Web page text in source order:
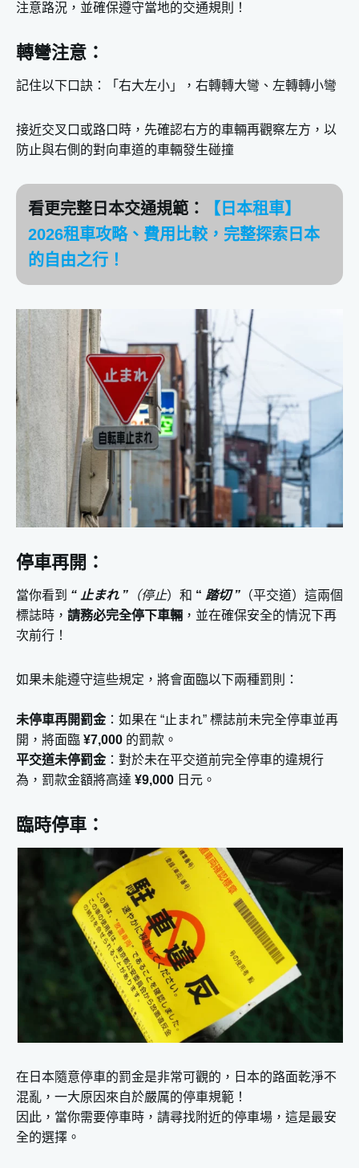
注意路況，並確保遵守當地的交通規則！
轉彎注意：
記住以下口訣：「右大左小」，右轉轉大彎、左轉轉小彎
接近交叉口或路口時，先確認右方的車輛再觀察左方，以
防止與右側的對向車道的車輛發生碰撞
看更完整日本交通規範：
【日本租車】
2026租車攻略、費用比較，完整探索日本
的自由之行！
停車再開：
當你看到 “ 止まれ ” （停止）和 “ 踏切” （平交道）這兩個
標誌時， 請務必完全停下車輛 ，並在確保安全的情況下再
次前行！
如果未能遵守這些規定，將會面臨以下兩種罰則：
未停車再開罰金：如果在 “止まれ” 標誌前未完全停車並再
開，將面臨 ¥7,000 的罰款。
平交道未停罰金：對於未在平交道前完全停車的違規行
為，罰款金額將高達 ¥9,000 日元。
臨時停車：
在日本隨意停車的罰金是非常可觀的，日本的路面乾淨不
混亂，一大原因來自於嚴厲的停車規範！
因此，當你需要停車時，請尋找附近的停車場，這是最安
全的選擇。